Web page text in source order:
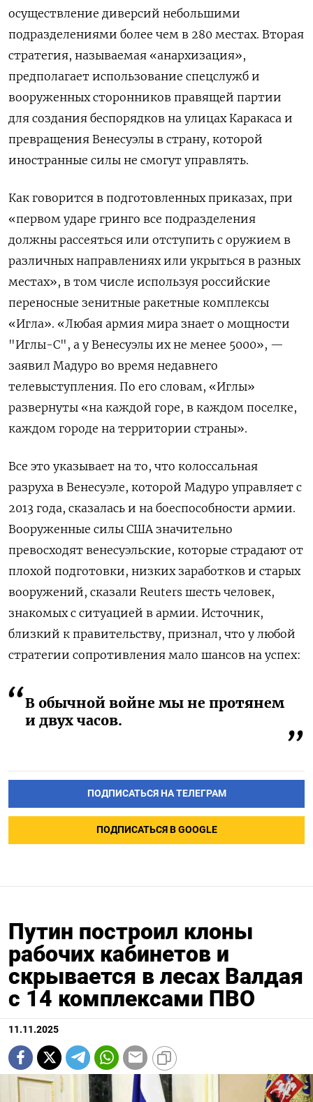
осуществление диверсий небольшими
подразделениями более чем в 280 местах. Вторая
стратегия, называемая «анархизация»,
предполагает использование спецслужб и
вооруженных сторонников правящей партии
для создания беспорядков на улицах Каракаса и
превращения Венесуэлы в страну, которой
иностранные силы не смогут управлять.
Как говорится в подготовленных приказах, при
«первом ударе гринго все подразделения
должны рассеяться или отступить с оружием в
различных направлениях или укрыться в разных
местах», в том числе используя российские
переносные зенитные ракетные комплексы
«Игла». «Любая армия мира знает о мощности
"Иглы-С", а у Венесуэлы их не менее 5000», —
заявил Мадуро во время недавнего
телевыступления. По его словам, «Иглы»
развернуты «на каждой горе, в каждом поселке,
каждом городе на территории страны».
Все это указывает на то, что колоссальная
разруха в Венесуэле, которой Мадуро управляет с
2013 года, сказалась и на боеспособности армии.
Вооруженные силы США значительно
превосходят венесуэльские, которые страдают от
плохой подготовки, низких заработков и старых
вооружений, сказали Reuters шесть человек,
знакомых с ситуацией в армии. Источник,
близкий к правительству, признал, что у любой
стратегии сопротивления мало шансов на успех:
В обычной войне мы не протянем
и двух часов.
ПОДПИСАТЬСЯ НА ТЕЛЕГРАМ
ПОДПИСАТЬСЯ В GOOGLE
Путин построил клоны
рабочих кабинетов и
скрывается в лесах Валдая
с 14 комплексами ПВО
11.11.2025